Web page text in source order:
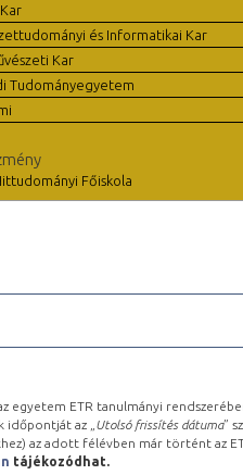
és Informatikai Kar
Kar
Tudományegyetem
Főiskola
egyetem ETR tanulmányi
az „ Utolsó frissítés dátuma”
az adott félévben már történt az
tájékozódhat.